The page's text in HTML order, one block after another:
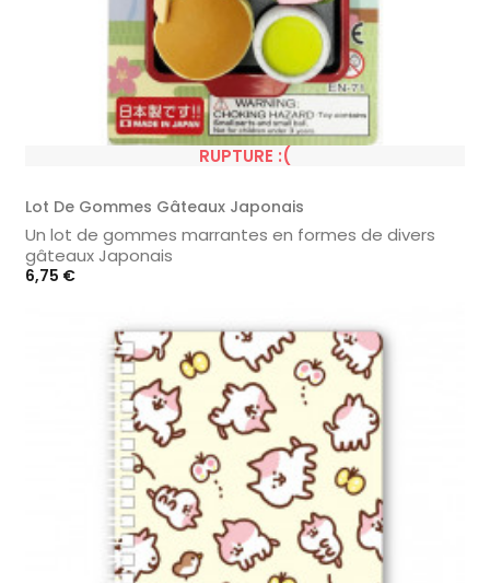
RUPTURE :(
Lot De Gommes Gâteaux Japonais
Un lot de gommes marrantes en formes de divers
gâteaux Japonais
Prix
6,75 €